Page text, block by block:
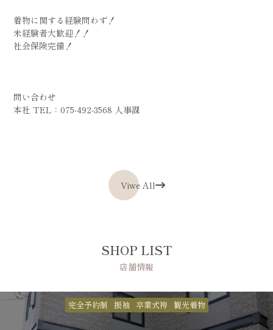
着物に関する経験問わず！
未経験者大歓迎！！
社会保険完備！
問い合わせ
本社 TEL：075-492-3568 人事課
Viwe All
SHOP LIST
店舗情報
完全予約制 振袖 卒業式袴 観光着物